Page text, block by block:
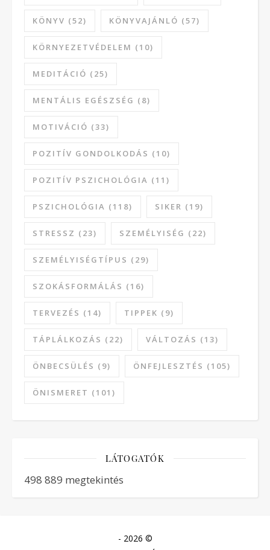
KÖNYV (52) KÖNYVAJÁNLÓ (57)
KÖRNYEZETVÉDELEM (10)
MEDITÁCIÓ (25)
MENTÁLIS EGÉSZSÉG (8)
MOTIVÁCIÓ (33)
POZITÍV GONDOLKODÁS (10)
POZITÍV PSZICHOLÓGIA (11)
PSZICHOLÓGIA (118) SIKER (19)
STRESSZ (23) SZEMÉLYISÉG (22)
SZEMÉLYISÉGTÍPUS (29)
SZOKÁSFORMÁLÁS (16)
TERVEZÉS (14) TIPPEK (9)
TÁPLÁLKOZÁS (22) VÁLTOZÁS (13)
ÖNBECSÜLÉS (9) ÖNFEJLESZTÉS (105)
ÖNISMERET (101)
LÁTOGATÓK
498 889 megtekintés
- 2026 ©